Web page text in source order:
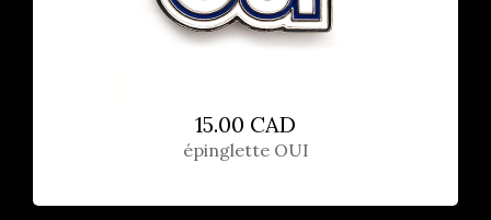
15.00 CAD
épinglette OUI